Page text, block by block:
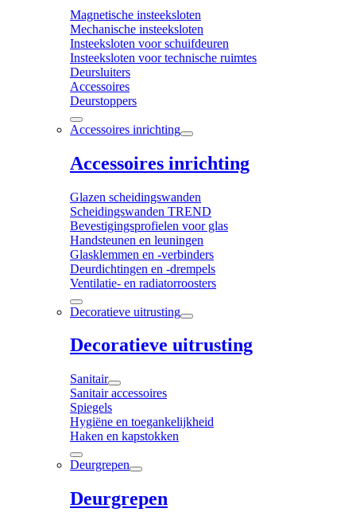
Magnetische insteeksloten
Mechanische insteeksloten
Insteeksloten voor schuifdeuren
Insteeksloten voor technische ruimtes
Deursluiters
Accessoires
Deurstoppers
Accessoires inrichting
Accessoires inrichting
Glazen scheidingswanden
Scheidingswanden TREND
Bevestigingsprofielen voor glas
Handsteunen en leuningen
Glasklemmen en -verbinders
Deurdichtingen en -drempels
Ventilatie- en radiatorroosters
Decoratieve uitrusting
Decoratieve uitrusting
Sanitair
Sanitair accessoires
Spiegels
Hygiëne en toegankelijkheid
Haken en kapstokken
Deurgrepen
Deurgrepen